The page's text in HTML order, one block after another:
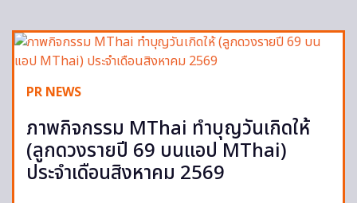
PR NEWS
ภาพกิจกรรม MThai ทำบุญวันเกิดให้
(ลูกดวงรายปี 69 บนแอป MThai)
ประจำเดือนสิงหาคม 2569